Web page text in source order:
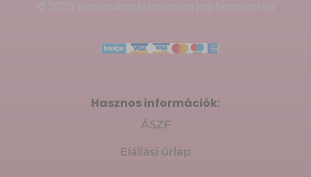
Hasznos információk:
ÁSZF
Elállási űrlap